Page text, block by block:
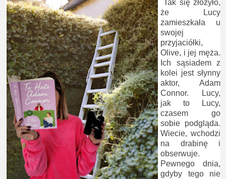
Tak się złożyło,
że Lucy
zamieszkała u
swojej
przyjaciółki,
Olive, i jej męża.
Ich sąsiadem z
kolei jest słynny
aktor, Adam
Connor. Lucy,
jak to Lucy,
czasem go
sobie podgląda.
Wiecie, wchodzi
na drabinę i
obserwuje.
Pewnego dnia,
gdyby tego nie